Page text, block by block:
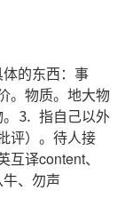
的东西：事
。物质。地大物
。⒊ 指自己以外
评）。待人接
译content、
、勿声